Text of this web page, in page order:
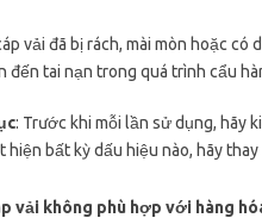
vải đã bị rách, mài mòn hoặc
đến tai nạn trong quá trình cẩu
: Trước khi mỗi lần sử dụng, hãy
hiện bất kỳ dấu hiệu nào, hãy
vải không phù hợp với hàng